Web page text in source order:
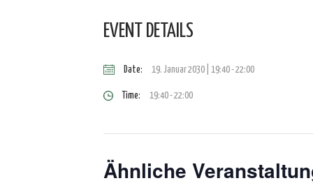
EVENT DETAILS
Date: 19. Januar 2030 | 19:40-22:00
Time: 19:40 - 22:00
Ähnliche